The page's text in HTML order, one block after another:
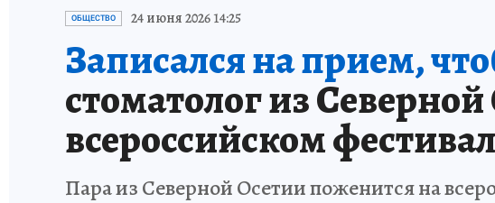
ПРОИСШЕСТВИЯ
ОБЩЕСТВО 24 июня 2026 14:25
Записался на прием,
стоматолог из
всероссийском
Пара из Северной Осетии поженится на